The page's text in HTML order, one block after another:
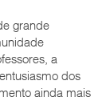
grande
a
dos
ainda mais